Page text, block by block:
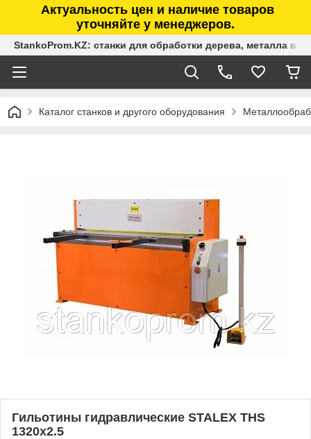
Актуальность цен и наличие товаров
уточняйте у менеджеров.
StankoProm.KZ: станки для обработки дерева, металла в
Каталог станков и другого оборудования
Гильотины гидравлические STALEX THS
1320x2.5